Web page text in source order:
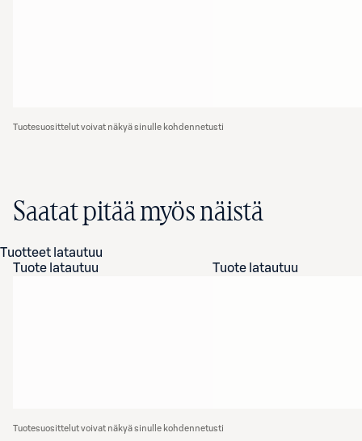
Tuotesuosittelut voivat näkyä sinulle kohdennetusti
Saatat pitää myös näistä
Tuotteet latautuu
Tuote latautuu
Tuote latautuu
Tuotesuosittelut voivat näkyä sinulle kohdennetusti